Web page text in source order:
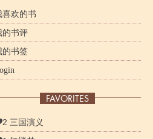
喜欢的书
的书评
的书签
FAVORITES
2 三国演义